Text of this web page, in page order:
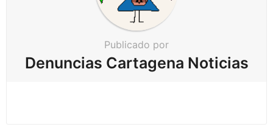
Publicado por
Denuncias Cartagena Noticias